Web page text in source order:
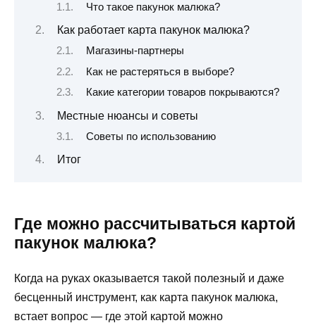
Что такое пакунок малюка?
Как работает карта пакунок малюка?
Магазины-партнеры
Как не растеряться в выборе?
Какие категории товаров покрываются?
Местные нюансы и советы
Советы по использованию
Итог
Где можно рассчитываться картой
пакунок малюка?
Когда на руках оказывается такой полезный и даже
бесценный инструмент, как карта пакунок малюка,
встает вопрос — где этой картой можно